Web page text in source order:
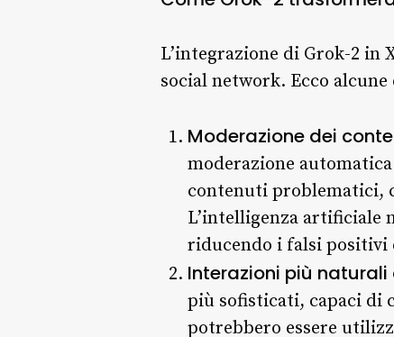
L’integrazione di Grok-2
social network. Ecco
Moderazione dei
moderazione
contenuti problematici,
L’intelligenza artificiale
riducendo i falsi positivi
Interazioni più
più sofisticati, capaci di
potrebbero essere